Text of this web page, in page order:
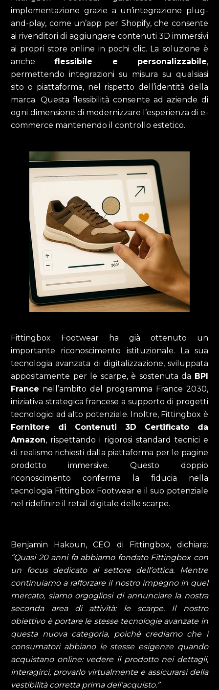
implementazione grazie a un’integrazione plug-
and-play, come un’app per Shopify, che consente
ai rivenditori di aggiungere contenuti 3D immersivi
ai propri store online in pochi clic. La soluzione è
ancheflessibile e personalizzabile,
permettendo integrazioni su misura su qualsiasi
sito o piattaforma, nel rispetto dell’identità della
marca. Questa flessibilità consente ad aziende di
ogni dimensione di modernizzare l’esperienza di e-
commerce mantenendo il controllo estetico.
Fittingbox Footwear ha già ottenuto un
importante riconoscimento istituzionale. La sua
tecnologia avanzata di digitalizzazione, sviluppata
appositamente per le scarpe, è sostenuta da BPI
France nell’ambito del programma France 2030,
iniziativa strategica francese a supporto di progetti
tecnologici ad alto potenziale. Inoltre, Fittingbox è
Fornitore di Contenuti 3D Certificato da
Amazon, rispettando i rigorosi standard tecnici e
di realismo richiesti dalla piattaforma per le pagine
prodotto immersive. Questo doppio
riconoscimento conferma la fiducia nella
tecnologia Fittingbox Footwear e il suo potenziale
nel ridefinire il retail digitale delle scarpe.
Benjamin Hakoun, CEO di Fittingbox, dichiara:
“Quasi 20 anni fa abbiamo fondato Fittingbox con
un focus dedicato al settore dell’ottica. Mentre
continuiamo a rafforzare il nostro impegno in quel
mercato, siamo orgogliosi di annunciare la nostra
seconda area di attività: le scarpe. Il nostro
obiettivo è portare le stesse tecnologie avanzate in
questa nuova categoria, poiché crediamo che i
consumatori abbiano le stesse esigenze quando
acquistano online: vedere il prodotto nei dettagli,
interagirci, provarlo virtualmente e assicurarsi della
vestibilità corretta prima dell’acquisto.”